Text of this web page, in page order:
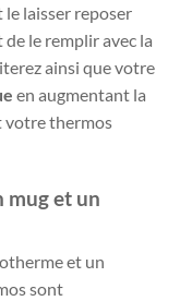
le laisser reposer
le remplir avec la
ainsi que votre
en augmentant la
votre thermos
mug et un
et un
sont